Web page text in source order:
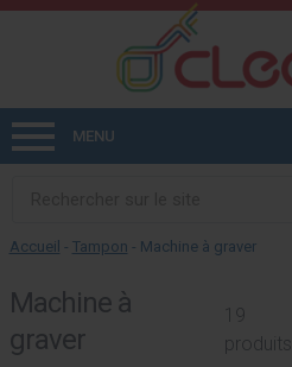
MENU
Accueil - Tampon - Machine à graver
Machine à
graver
19
produits